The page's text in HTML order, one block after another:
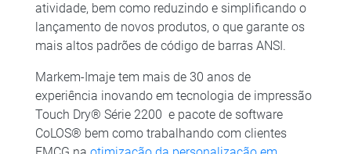
atividade, bem como reduzindo e simplificando o
lançamento de novos produtos, o que garante os
mais altos padrões de código de barras ANSI.
​Markem-Imaje tem mais de 30 anos de
experiência inovando em tecnologia de impressão
Touch Dry® Série 2200 e pacote de software
CoLOS® bem como trabalhando com clientes